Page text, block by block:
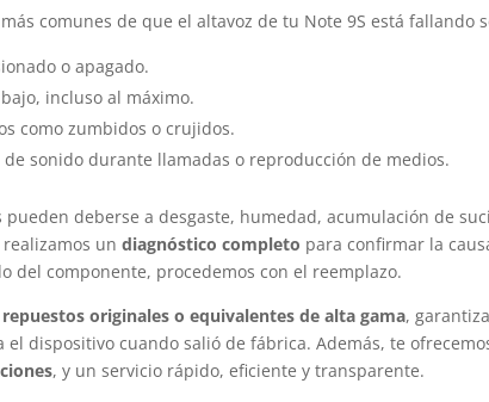
comunes de que el altavoz de tu Note 9S está fallando
o apagado.
incluso al máximo.
como zumbidos o crujidos.
sonido durante llamadas o reproducción de medios.
pueden deberse a desgaste, humedad, acumulación de
realizamos undiagnóstico completo para confirmar la
del componente, procedemos con el reemplazo.
repuestos originales o equivalentes de alta gama,
el dispositivo cuando salió de fábrica. Además, te
, y un servicio rápido, eficiente y transparente.